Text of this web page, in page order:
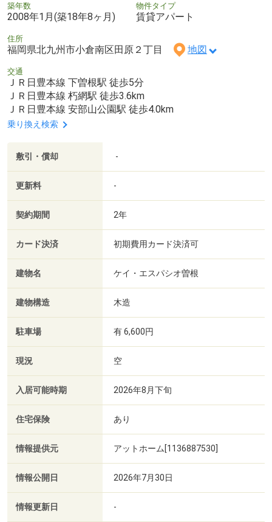
築年数
2008年1月(築18年8ヶ月)
物件タイプ
賃貸アパート
住所
福岡県北九州市小倉南区田原２丁目 地図
交通
ＪＲ日豊本線 下曽根駅 徒歩5分
ＪＲ日豊本線 朽網駅 徒歩3.6km
ＪＲ日豊本線 安部山公園駅 徒歩4.0km
乗り換え検索
敷引・償却 -
更新料 -
契約期間 2年
カード決済 初期費用カード決済可
建物名 ケイ・エスパシオ曽根
建物構造 木造
駐車場 有 6,600円
現況 空
入居可能時期 2026年8月下旬
住宅保険 あり
情報提供元 アットホーム[1136887530]
情報公開日 2026年7月30日
情報更新日 -